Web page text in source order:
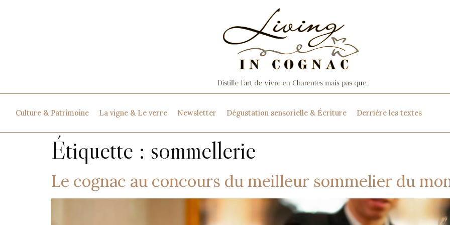
Culture & Patrimoine La vigne & Le verre Newsletter Dégustation sensorielle & Écriture Derrière les textes
Étiquette : sommellerie
Le cognac au concours du meilleur sommelier du